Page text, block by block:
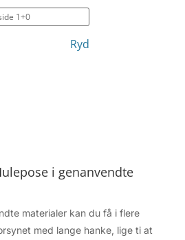
Ryd
i genanvendte
materialer kan du få i flere
med lange hanke, lige ti at